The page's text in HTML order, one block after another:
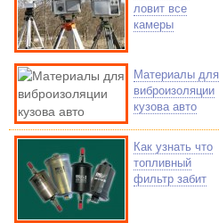
ловит все
камеры
Материалы для
виброизоляции
кузова авто
Как узнать что
топливный
фильтр забит